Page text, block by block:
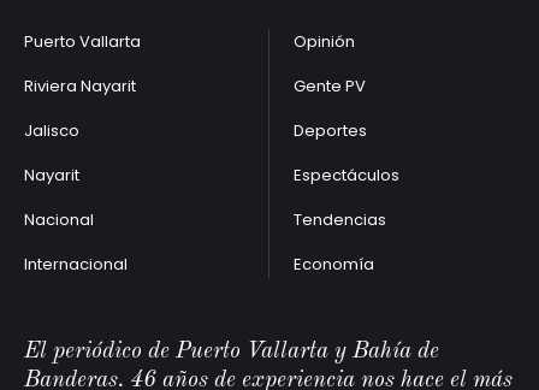
Puerto Vallarta
Riviera Nayarit
Jalisco
Nayarit
Nacional
Internacional
Opinión
Gente PV
Deportes
Espectáculos
Tendencias
Economía
El periódico de Puerto Vallarta y Bahía de
Banderas. 46 años de experiencia nos hace el más